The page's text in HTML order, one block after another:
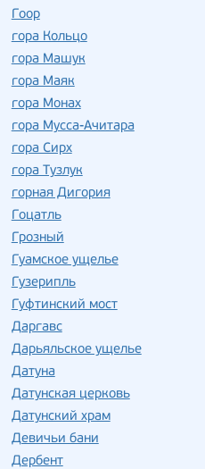
Гоор
гора Кольцо
гора Машук
гора Маяк
гора Монах
гора Мусса-Ачитара
гора Сирх
гора Тузлук
горная Дигория
Гоцатль
Грозный
Гуамское ущелье
Гузерипль
Гуфтинский мост
Даргавс
Дарьяльское ущелье
Датуна
Датунская церковь
Датунский храм
Девичьи бани
Дербент